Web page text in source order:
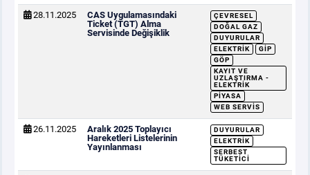
28.11.2025
CAS Uygulamasındaki
Ticket (TGT) Alma
Servisinde Değişiklik
ÇEVRESEL
DOĞAL GAZ
DUYURULAR
ELEKTRIK
GİP
GÖP
KAYIT VE
UZLAŞTIRMA -
ELEKTRIK
PIYASA
WEB SERVIS
26.11.2025
Aralık 2025 Toplayıcı
Hareketleri Listelerinin
Yayınlanması
DUYURULAR
ELEKTRIK
SERBEST
TÜKETICI